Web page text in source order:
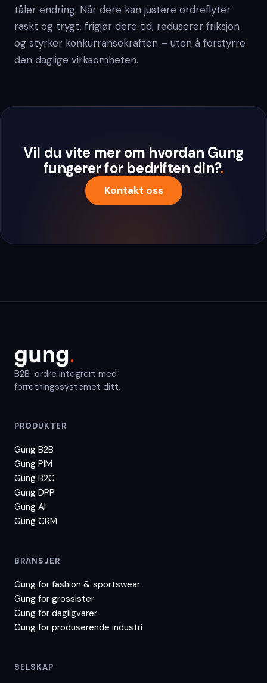
tåler endring. Når dere kan justere ordreflyter
raskt og trygt, frigjør dere tid, reduserer friksjon
og styrker konkurransekraften – uten å forstyrre
den daglige virksomheten.
Vil du vite mer om hvordan Gung
fungerer for bedriften din?.
Kontakt oss
B2B-ordre integrert med
forretningssystemet ditt.
PRODUKTER
Gung B2B
Gung PIM
Gung B2C
Gung DPP
Gung AI
Gung CRM
BRANSJER
Gung for fashion & sportswear
Gung for grossister
Gung for dagligvarer
Gung for produserende industri
SELSKAP